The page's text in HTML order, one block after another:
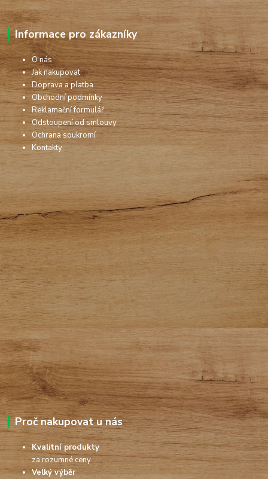
Informace pro zákazníky
O nás
Jak nakupovat
Doprava a platba
Obchodní podmínky
Reklamační formulář
Odstoupení od smlouvy
Ochrana soukromí
Kontakty
Proč nakupovat u nás
Kvalitní produkty
za rozumné ceny
Velký výběr